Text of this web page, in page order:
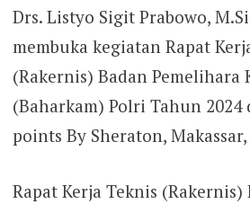
Drs. Listyo Sigit Prabowo,
membuka kegiatan Rapat
(Rakernis) Badan Pemelihara
(Baharkam) Polri Tahun
points By Sheraton,
Rapat Kerja Teknis (Rakernis)